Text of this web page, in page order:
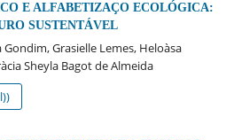
E ALFABETIZAÇO ECOLÓGICA:
SUSTENTÁVEL
Grasielle Lemes, Heloà­sa
Sheyla Bagot de Almeida